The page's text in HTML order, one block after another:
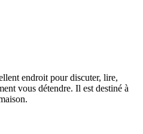
endroit pour discuter, lire,
vous détendre. Il est destiné à